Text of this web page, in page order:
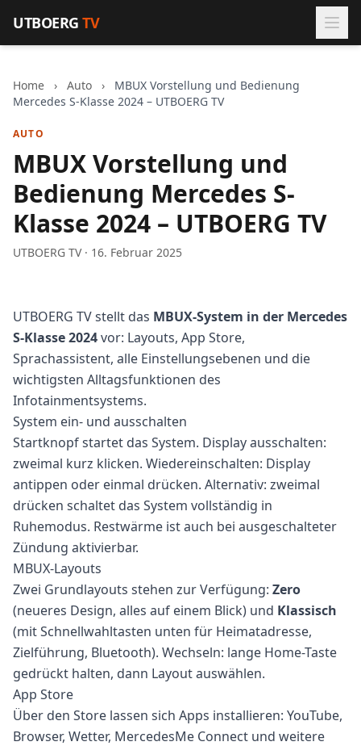
UTBOERGTV
Home › Auto ›
MBUX Vorstellung und Bedienung
Mercedes S-Klasse 2024 – UTBOERG TV
AUTO
MBUX Vorstellung und
Bedienung Mercedes S-
Klasse 2024 – UTBOERG TV
UTBOERG TV · 16. Februar 2025
UTBOERG TV stellt das MBUX-System in der Mercedes
S-Klasse 2024vor: Layouts, App Store,
Sprachassistent, alle Einstellungsebenen und die
wichtigsten Alltagsfunktionen des
Infotainmentsystems.
System ein- und ausschalten
Startknopf startet das System. Display ausschalten:
zweimal kurz klicken. Wiedereinschalten: Display
antippen oder einmal drücken. Alternativ: zweimal
drücken schaltet das System vollständig in
Ruhemodus. Restwärme ist auch bei ausgeschalteter
Zündung aktivierbar.
MBUX-Layouts
Zwei Grundlayouts stehen zur Verfügung: Zero
(neueres Design, alles auf einem Blick) und Klassisch
(mit Schnellwahltasten unten für Heimatadresse,
Zielführung, Bluetooth). Wechseln: lange Home-Taste
gedrückt halten, dann Layout auswählen.
App Store
Über den Store lassen sich Apps installieren: YouTube,
Browser, Wetter, MercedesMe Connect und weitere